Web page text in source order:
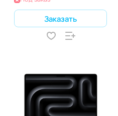
Заказать